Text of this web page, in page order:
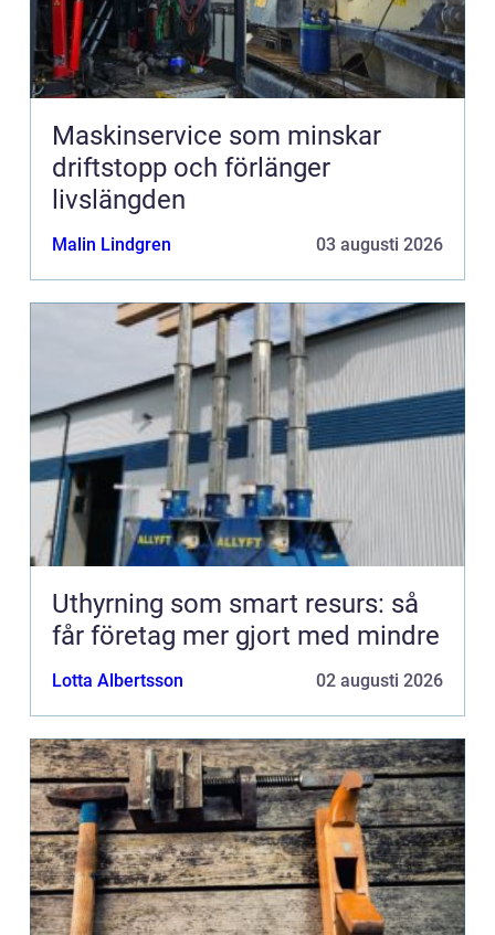
Maskinservice som minskar
driftstopp och förlänger
livslängden
Malin Lindgren 03 augusti 2026
Uthyrning som smart resurs: så
får företag mer gjort med mindre
Lotta Albertsson 02 augusti 2026